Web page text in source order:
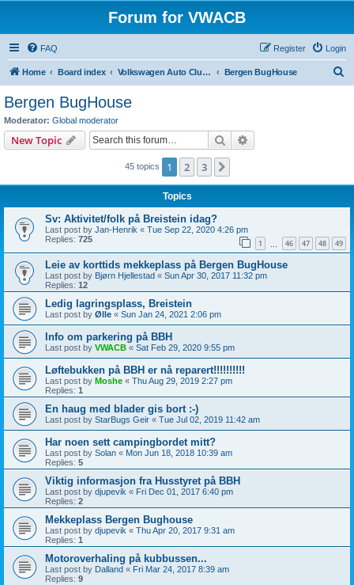
Forum for VWACB
FAQ Login
Register
Home Board index Volkswagen Auto Club Bergen Bergen BugHouse
Bergen BugHouse
Moderator: Global moderator
New Topic Search
45 topics 1 2 3
Topics
Sv: Aktivitet/folk på Breistein idag?
Last post by Jan-Henrik « Tue Sep 22, 2020 4:26 pm
Replies: 725 1 46 47 48 49
Leie av korttids mekkeplass på Bergen BugHouse
Last post by Bjørn Hjellestad « Sun Apr 30, 2017 11:32 pm
Replies: 12
Ledig lagringsplass, Breistein
Last post by Ølle « Sun Jan 24, 2021 2:06 pm
Info om parkering på BBH
Last post by VWACB « Sat Feb 29, 2020 9:55 pm
Løftebukken på BBH er nå reparert!!!!!!!!!!
Last post by Moshe « Thu Aug 29, 2019 2:27 pm
Replies: 1
En haug med blader gis bort :-)
Last post by StarBugs Geir « Tue Jul 02, 2019 11:42 am
Har noen sett campingbordet mitt?
Last post by Solan « Mon Jun 18, 2018 10:39 am
Replies: 5
Viktig informasjon fra Husstyret på BBH
Last post by djupevik « Fri Dec 01, 2017 6:40 pm
Replies: 2
Mekkeplass Bergen Bughouse
Last post by djupevik « Thu Apr 20, 2017 9:31 am
Replies: 1
Motoroverhaling på kubbussen...
Last post by Dalland « Fri Mar 24, 2017 8:39 am
Replies: 9